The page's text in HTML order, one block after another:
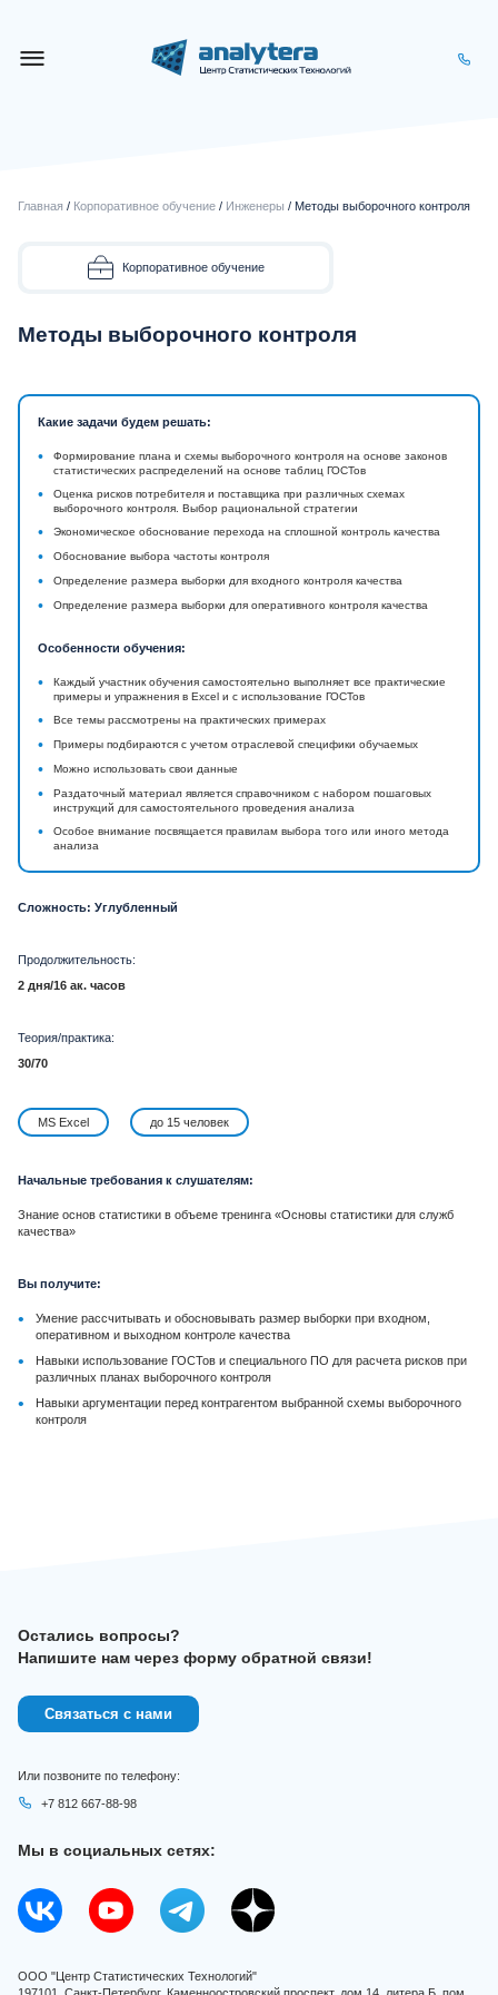
Главная / Корпоративное обучение / Инженеры / Методы выборочного контроля
Корпоративное обучение
Методы выборочного контроля
Какие задачи будем решать:
•
Формирование плана и схемы выборочного контроля на основе законов
статистических распределений на основе таблиц ГОСТов
•
Оценка рисков потребителя и поставщика при различных схемах
выборочного контроля. Выбор рациональной стратегии
• Экономическое обоснование перехода на сплошной контроль качества
• Обоснование выбора частоты контроля
• Определение размера выборки для входного контроля качества
• Определение размера выборки для оперативного контроля качества
Особенности обучения:
•
Каждый участник обучения самостоятельно выполняет все практические
примеры и упражнения в Excel и с использование ГОСТов
• Все темы рассмотрены на практических примерах
• Примеры подбираются с учетом отраслевой специфики обучаемых
• Можно использовать свои данные
•
Раздаточный материал является справочником с набором пошаговых
инструкций для самостоятельного проведения анализа
•
Особое внимание посвящается правилам выбора того или иного метода
анализа
Сложность: Углубленный
Продолжительность:
2 дня/16 ак. часов
Теория/практика:
30/70
MS Excel до 15 человек
Начальные требования к слушателям:
Знание основ статистики в объеме тренинга «Основы статистики для служб
качества»
Вы получите:
•
Умение рассчитывать и обосновывать размер выборки при входном,
оперативном и выходном контроле качества
•
Навыки использование ГОСТов и специального ПО для расчета рисков при
различных планах выборочного контроля
•
Навыки аргументации перед контрагентом выбранной схемы выборочного
контроля
Остались вопросы?
Напишите нам через форму обратной связи!
Связаться с нами
Или позвоните по телефону:
+7 812 667-88-98
Мы в социальных сетях:
ООО "Центр Статистических Технологий"